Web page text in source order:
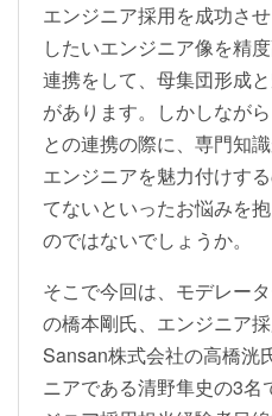
エンジニア採用を成功さ
したいエンジニア像を精
連携をして、母集団形成
があります。しかしなが
との連携の際に、専門知
エンジニアを魅力付けす
てないといったお悩みを
のではないでしょうか。
そこで今回は、モデレー
の橋本剛氏、エンジニア
Sansan株式会社の高橋洸
ニアである清野隼史の3名